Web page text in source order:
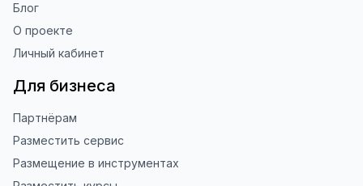
норма. Там можно и меньше, но во
вторых, у меня тогда даже мышц не
классные предложения! Но исправьте
Блог
О проекте
Личный кабинет
Для бизнеса
Партнёрам
Разместить сервис
Размещение в инструментах